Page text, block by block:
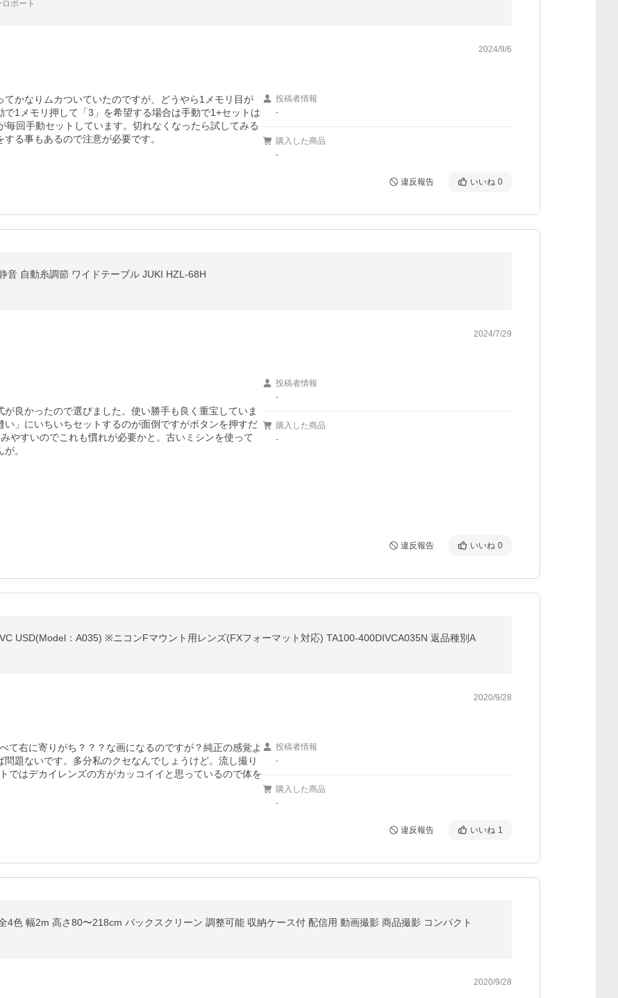
ポート
2024/9/6
かなりムカついていたのですが、どうやら1メモリ目が
1メモリ押して「3」を希望する場合は手動で1+セットは
回手動セットしています。切れなくなったら試してみる
る事もあるので注意が必要です。
投稿者情報
-
購入した商品
-
違反報告 いいね 0
音 自動糸調節 ワイドテーブル JUKI HZL-68H
2024/7/29
良かったので選びました。使い勝手も良く重宝していま
」にいちいちセットするのが面倒ですがボタンを押すだ
やすいのでこれも慣れが必要かと。古いミシンを使って
。
投稿者情報
-
購入した商品
-
違反報告 いいね 0
USD(Model：A035) ※ニコンFマウント用レンズ(FXフォーマット対応) TA100-400DIVCA035N 返品種別A
2020/9/28
て右に寄りがち？？？な画になるのですが？純正の感覚よ
題ないです。多分私のクセなんでしょうけど。流し撮り
ではデカイレンズの方がカッコイイと思っているので体を
投稿者情報
-
購入した商品
-
違反報告 いいね 1
4色 幅2m 高さ80〜218cm バックスクリーン 調整可能 収納ケース付 配信用 動画撮影 商品撮影 コンパクト
2020/9/28